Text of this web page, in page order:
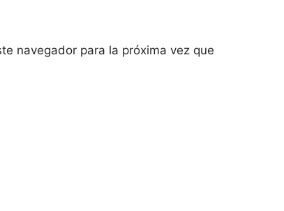
navegador para la próxima vez que